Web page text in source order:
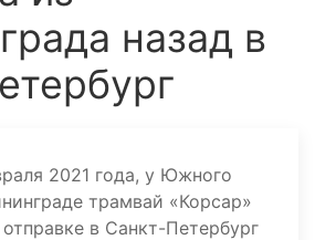
назад в
2021 года, у Южного
трамвай «Корсар»
в Санкт-Петербург